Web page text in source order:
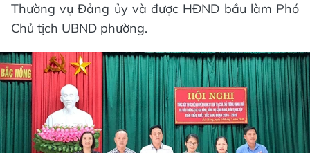
Thường vụ Đảng ủy và được HĐND bầu làm Phó
Chủ tịch UBND phường.